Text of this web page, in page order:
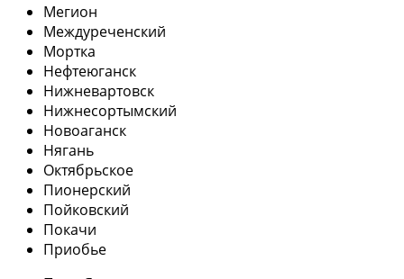
Мегион
Междуреченский
Мортка
Нефтеюганск
Нижневартовск
Нижнесортымский
Новоаганск
Нягань
Октябрьское
Пионерский
Пойковский
Покачи
Приобье